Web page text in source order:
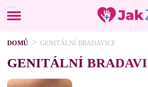
DOMŮ GENITÁLNÍ BRADAVICE
GENITÁLNÍ